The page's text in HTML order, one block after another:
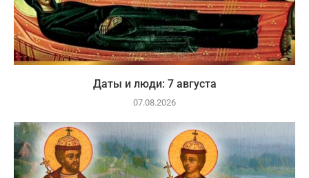
Даты и люди: 7 августа
07.08.2026